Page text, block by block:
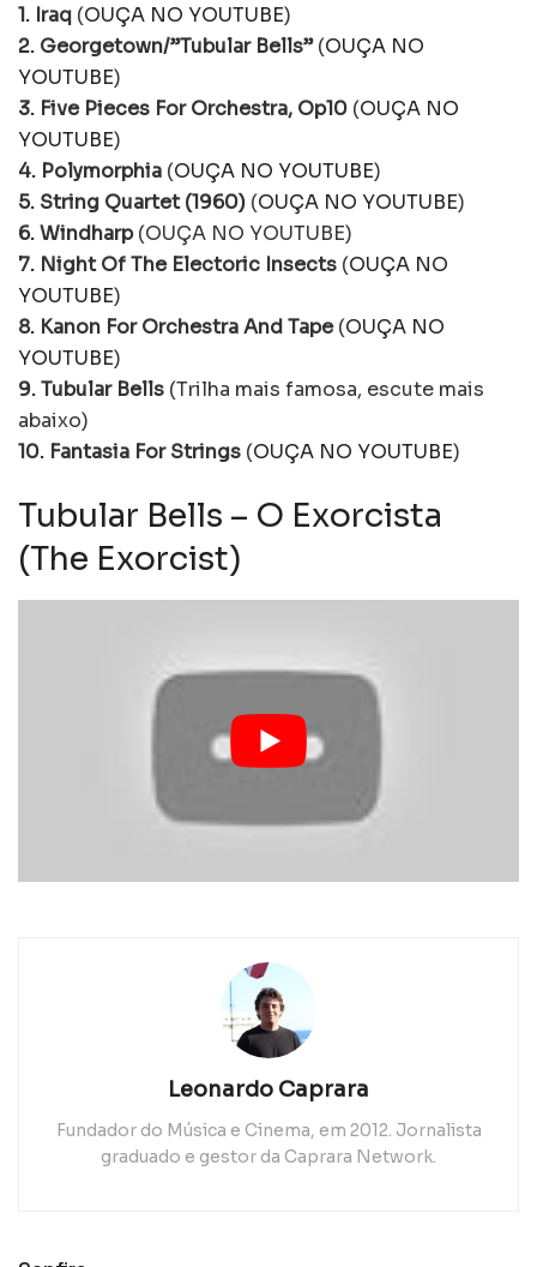
1. Iraq (OUÇA NO YOUTUBE)
2. Georgetown/”Tubular Bells”(OUÇA NO
YOUTUBE)
3. Five Pieces For Orchestra, Op10 (OUÇA NO
YOUTUBE)
4. Polymorphia (OUÇA NO YOUTUBE)
5. String Quartet (1960) (OUÇA NO YOUTUBE)
6. Windharp(OUÇA NO YOUTUBE)
7. Night Of The Electoric Insects (OUÇA NO
YOUTUBE)
8. Kanon For Orchestra And Tape(OUÇA NO
YOUTUBE)
9. Tubular Bells (Trilha mais famosa, escute mais
abaixo)
10. Fantasia For Strings (OUÇA NO YOUTUBE)
Tubular Bells – O Exorcista
(The Exorcist)
Leonardo Caprara
Fundador do Música e Cinema, em 2012. Jornalista
graduado e gestor da Caprara Network.